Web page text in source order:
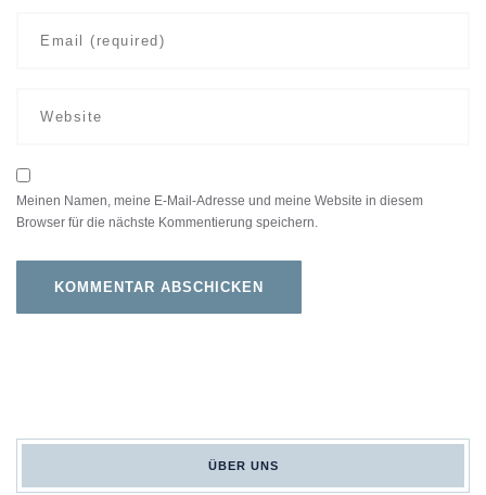
Meinen Namen, meine E-Mail-Adresse und meine Website in diesem
Browser für die nächste Kommentierung speichern.
ÜBER UNS